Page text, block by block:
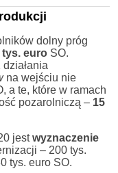
dolny próg
tys. euro SO.
na wejściu nie
a te, które w ramach
pozarolniczą – 15
jestwyznaczenie
– 200 tys.
tys. euro SO.